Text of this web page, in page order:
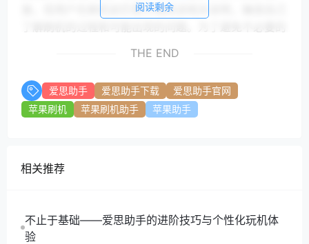
施，但用户在刷机前仍需仔细阅读相关说明，确保自己
爱思助手凭借其对苹果设备的广泛支持、丰富的功能和
简单易用的操作界面，成为了刷机爱好者的理想选择。
无论你是想要提升设备性能，还是希望体验更多的自定
多的设备和功能，期待它为用户带来更好的体验。
的选择，让我们一起探索刷机的无限可能吧！
阅读剩余
THE END
爱思助手 爱思助手下载
爱思助手官网
苹果刷机
苹果刷机助手 苹果助手
相关推荐
不止于基础——爱思助手的进阶技巧与个性化玩机体
验